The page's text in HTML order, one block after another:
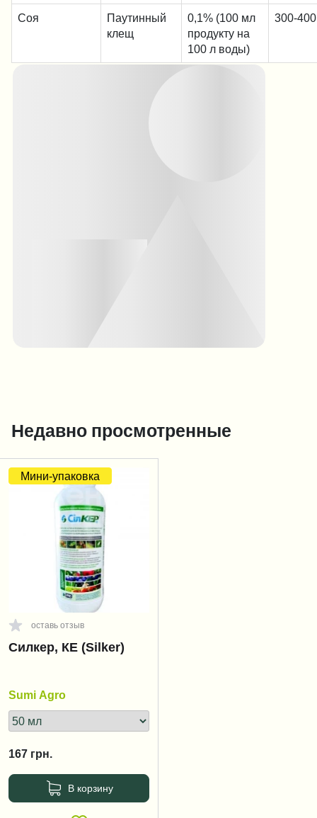
Соя
Паутинный
клещ
0,1% (100 мл
продукту на
100 л воды)
300-400
Недавно просмотренные
Мини-упаковка
оставь отзыв
Силкер, КЕ (Silker)
Sumi Agro
167 грн.
В корзину